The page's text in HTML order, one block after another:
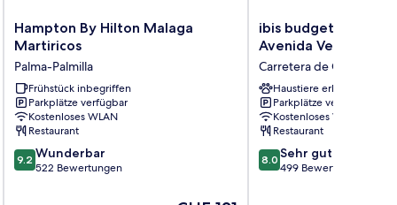
Hampton
By
Malaga
Martiricos
Palma-
Palmilla
Hampton By Hilton Malaga
Martiricos
Palma-Palmilla
Frühstück inbegriffen
Parkplätze verfügbar
Kostenloses WLAN
Restaurant
9.2
von
9.2 Wunderbar
522 Bewertungen
ibis
budget
Aeropuerto
Avenida
Velazquez
Carretera
de
Cádiz
ibis budget Malaga
Avenida Velazquez
Carretera de Cádiz
Haustiere erlaubt
Parkplätze verfügbar
Kostenloses WLAN
Restaurant
8.0
von
8.0 Sehr gut
499 Bewertungen